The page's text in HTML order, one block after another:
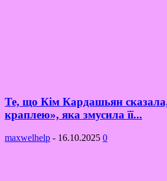
Те, що Кім Кардашьян
краплею», яка змусила її...
maxwelhelp - 16.10.2025 0